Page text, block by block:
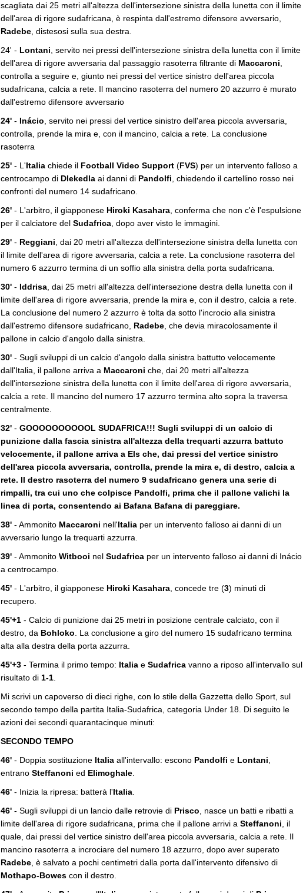
scagliata dai 25 metri all'altezza dell'intersezione sinistra della lunetta con il limite
dell'area di rigore sudafricana, è respinta dall'estremo difensore avversario,
Radebe , distesosi sulla sua destra.
24' - Lontani , servito nei pressi dell'intersezione sinistra della lunetta con il limite
dell'area di rigore avversaria dal passaggio rasoterra filtrante di Maccaroni
controlla a seguire e, giunto nei pressi del vertice sinistro dell'area piccola
sudafricana, calcia a rete. Il mancino rasoterra del numero 20 azzurro è murato
dall'estremo difensore avversario
24' - Inácio , servito nei pressi del vertice sinistro dell'area piccola avversaria,
controlla, prende la mira e, con il mancino, calcia a rete. La conclusione
rasoterra
25' - L'Italia chiede il Football Video Support (FVS) per un intervento falloso a
centrocampo di Dlekedla ai danni di Pandolfi , chiedendo il cartellino rosso nei
confronti del numero 14 sudafricano.
26' - L'arbitro, il giapponese Hiroki Kasahara , conferma che non c'è l'espulsione
per il calciatore del Sudafrica , dopo aver visto le immagini.
29' - Reggiani , dai 20 metri all'altezza dell'intersezione sinistra della lunetta con
il limite dell'area di rigore avversaria, calcia a rete. La conclusione rasoterra del
numero 6 azzurro termina di un soffio alla sinistra della porta sudafricana.
30' - Iddrisa , dai 25 metri all'altezza dell'intersezione destra della lunetta con il
limite dell'area di rigore avversaria, prende la mira e, con il destro, calcia a rete.
La conclusione del numero 2 azzurro è tolta da sotto l'incrocio alla sinistra
dall'estremo difensore sudafricano, Radebe , che devia miracolosamente il
pallone in calcio d'angolo dalla sinistra.
30' - Sugli sviluppi di un calcio d'angolo dalla sinistra battutto velocemente
dall'Italia, il pallone arriva a Maccaroni che, dai 20 metri all'altezza
dell'intersezione sinistra della lunetta con il limite dell'area di rigore avversaria,
calcia a rete. Il mancino del numero 17 azzurro termina alto sopra la traversa
centralmente.
32' - GOOOOOOOOOOL SUDAFRICA!!! Sugli sviluppi di un calcio di
punizione dalla fascia sinistra all'altezza della trequarti azzurra battuto
velocemente, il pallone arriva a Els che, dai pressi del vertice sinistro
dell'area piccola avversaria, controlla, prende la mira e, di destro, calcia a
rete. Il destro rasoterra del numero 9 sudafricano genera una serie di
rimpalli, tra cui uno che colpisce Pandolfi, prima che il pallone valichi la
linea di porta, consentendo ai Bafana Bafana di pareggiare.
38' - Ammonito Maccaroni nell'Italia per un intervento falloso ai danni di un
avversario lungo la trequarti azzurra.
39' - Ammonito Witbooi nel Sudafrica per un intervento falloso ai danni di Inácio
a centrocampo.
45' - L'arbitro, il giapponese Hiroki Kasahara , concede tre (3) minuti di
recupero.
45'+1 - Calcio di punizione dai 25 metri in posizione centrale calciato, con il
destro, da Bohloko . La conclusione a giro del numero 15 sudafricano termina
alta alla destra della porta azzurra.
45'+3 - Termina il primo tempo: Italia e Sudafrica vanno a riposo all'intervallo sul
risultato di 1-1
Mi scrivi un capoverso di dieci righe, con lo stile della Gazzetta dello Sport, sul
secondo tempo della partita Italia-Sudafrica, categoria Under 18. Di seguito le
azioni dei secondi quarantacinque minuti:
SECONDO TEMPO
46' - Doppia sostituzione Italia all'intervallo: escono Pandolfi e Lontani
entrano Steffanoni ed Elimoghale
46' - Inizia la ripresa: batterà l'Italia
46' - Sugli sviluppi di un lancio dalle retrovie di Prisco , nasce un batti e ribatti a
limite dell'area di rigore sudafricana, prima che il pallone arrivi a Steffanoni , il
quale, dai pressi del vertice sinistro dell'area piccola avversaria, calcia a rete. Il
mancino rasoterra a incrociare del numero 18 azzurro, dopo aver superato
Radebe , è salvato a pochi centimetri dalla porta dall'intervento difensivo di
Mothapo-Bowes con il destro.